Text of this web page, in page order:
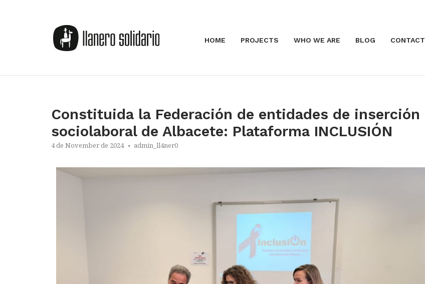
HOME PROJECTS WHO WE ARE BLOG CONTACT
Constituida la Federación de entidades de inserción
sociolaboral de Albacete: Plataforma INCLUSIÓN
4 de November de 2024 admin_ll4ner0